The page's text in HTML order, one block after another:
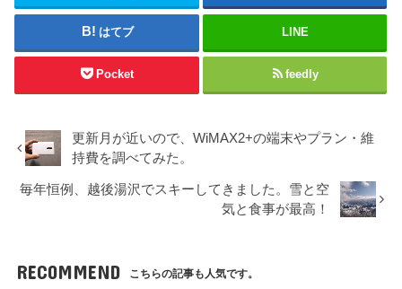
はてブ LINE
Pocket feedly
更新月が近いので、WiMAX2+の端末やプラン・維
持費を調べてみた。
毎年恒例、越後湯沢でスキーしてきました。雪と空
気と食事が最高！
RECOMMEND こちらの記事も人気です。